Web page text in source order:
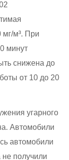
мг/м³. При
минут
снижена до
от 10 до 20
угарного
Автомобили
автомобили
не получили